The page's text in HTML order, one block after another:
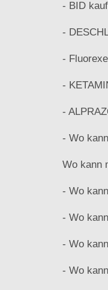
- BID
-
-
-
-
- Wo
Wo kann
- Wo
- Wo
- Wo
- Wo